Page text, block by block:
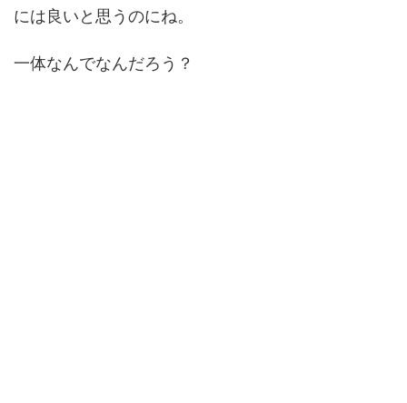
には良いと思うのにね。
一体なんでなんだろう？